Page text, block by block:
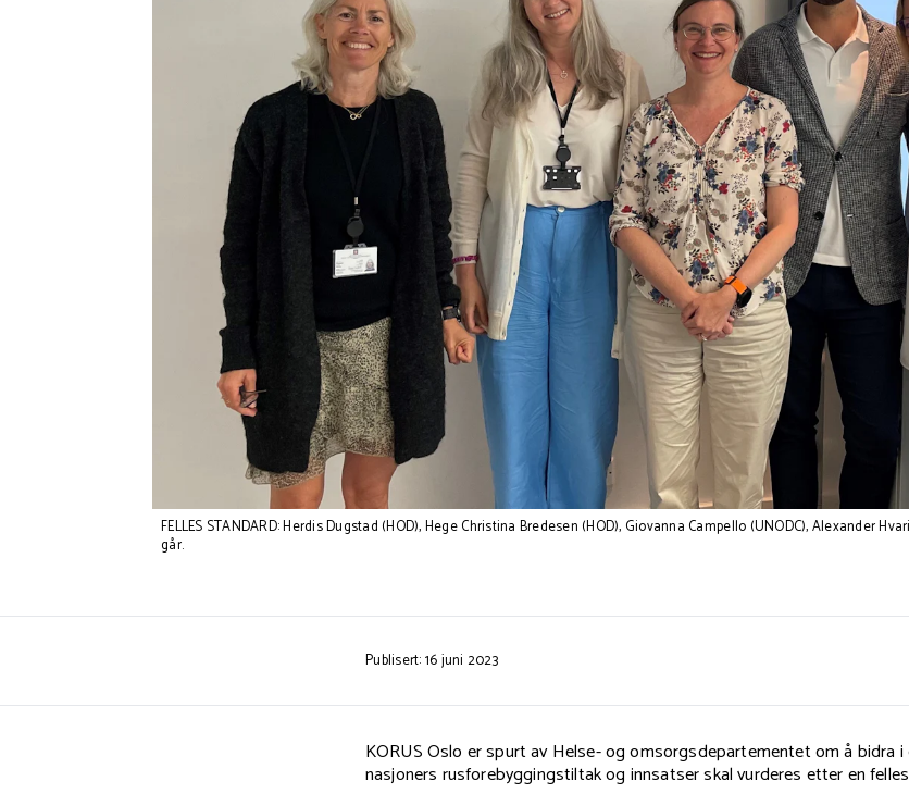
FELLES STANDARD: Herdis Dugstad (HOD), Hege Christina Bredesen (HOD), Giovanna Campello (UNODC), Alexander
går.
Publisert: 16 juni 2023
KORUS Oslo er spurt av Helse- og omsorgsdepartementet om å bidra
nasjoners rusforebyggingstiltak og innsatser skal vurderes etter en